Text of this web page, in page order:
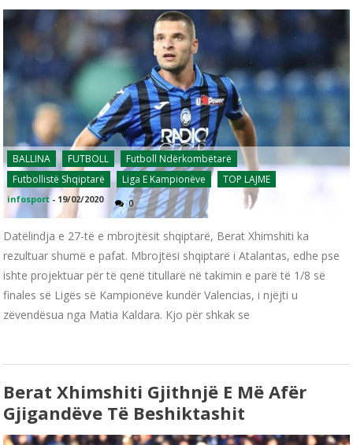
BALLINA FUTBOLL
Futboll Ndërkombëtarë
Futbollistë Shqiptarë
Liga E Kampionëve TOP LAJME
infosport - 19/02/2020 0
Datëlindja e 27-të e mbrojtësit shqiptarë, Berat Xhimshiti ka
rezultuar shumë e pafat. Mbrojtësi shqiptarë i Atalantas, edhe pse
ishte projektuar për të qenë titullarë në takimin e parë të 1/8 së
finales së Ligës së Kampionëve kundër Valencias, i njëjti u
zëvendësua nga Matia Kaldara. Kjo për shkak se
Berat Xhimshiti Gjithnjë E Më Afër
Gjigandëve Të Beshiktashit